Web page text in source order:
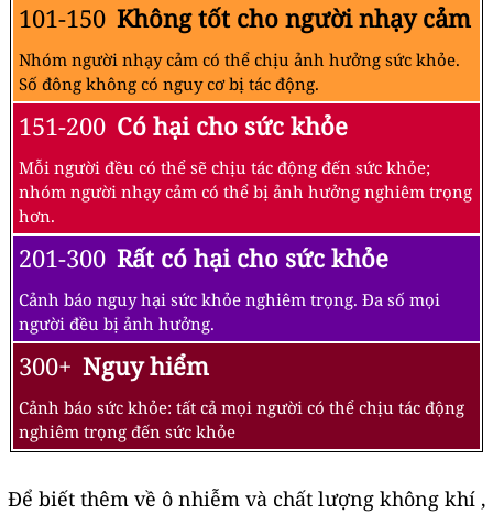
101-150 Không tốt cho người nhạy cảm
Nhóm người nhạy cảm có thể chịu ảnh hưởng sức khỏe.
Số đông không có nguy cơ bị tác động.
151-200 Có hại cho sức khỏe
Mỗi người đều có thể sẽ chịu tác động đến sức khỏe;
nhóm người nhạy cảm có thể bị ảnh hưởng nghiêm trọng
hơn.
201-300 Rất có hại cho sức khỏe
Cảnh báo nguy hại sức khỏe nghiêm trọng. Đa số mọi
người đều bị ảnh hưởng.
300+ Nguy hiểm
Cảnh báo sức khỏe: tất cả mọi người có thể chịu tác động
nghiêm trọng đến sức khỏe
Để biết thêm về ô nhiễm và chất lượng không khí ,